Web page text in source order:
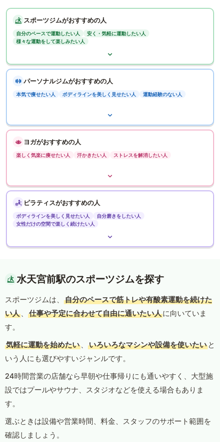
スポーツジムがおすすめの人
自分のペースで運動したい人
安く・気軽に運動したい人
様々な運動をして楽しみたい人
パーソナルジムがおすすめの人
本気で痩せたい人 ボディラインを美しく見せたい人 運動経験のない人
ヨガがおすすめの人
楽しく気楽に痩せたい人 汗かきたい人 ストレスを解消したい人
ピラティスがおすすめの人
ボディラインを美しく見せたい人
自分磨きをしたい人
女性だけの空間で楽しく続けたい人
水天宮前駅のスポーツジムを探す
スポーツジムは、
自分のペースで筋トレや有酸素運動を続けた
い人 、 仕事や予定に合わせて自由に通いたい人に向いていま
す。
気軽に運動を始めたい 、 いろいろなマシンや設備を使いたい と
いう人にも選びやすいジャンルです。
24時間営業の店舗なら早朝や仕事帰りにも通いやすく、大型施
設ではプールやサウナ、スタジオなどを使える場合もありま
す。
選ぶときは設備や営業時間、料金、スタッフのサポート範囲を
確認しましょう。